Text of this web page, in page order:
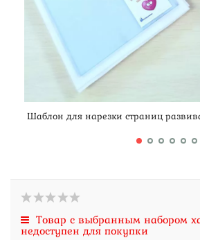
Шаблон для нарезки страниц
Товар с выбранным набором
недоступен для покупки